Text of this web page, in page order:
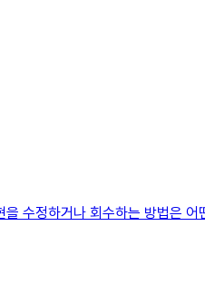
수정하거나 회수하는 방법은